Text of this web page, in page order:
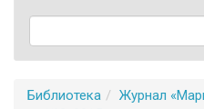
Библиотека
Журнал